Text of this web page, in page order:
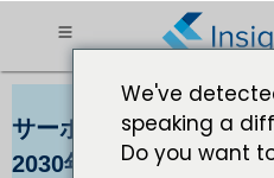
サーボドライブおよび
2030年までに128億
We've
speaking a
Do you want